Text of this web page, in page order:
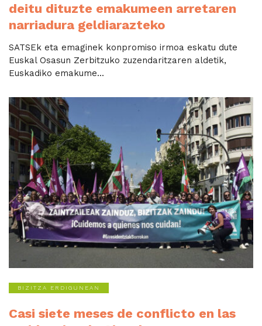
deitu dituzte emakumeen arretaren
narriadura geldiarazteko
SATSEk eta emaginek konpromiso irmoa eskatu dute
Euskal Osasun Zerbitzuko zuzendaritzaren aldetik,
Euskadiko emakume...
BIZITZA ERDIGUNEAN
Casi siete meses de conflicto en las